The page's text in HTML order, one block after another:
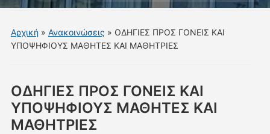
μενού
για
κινητά
Αρχική» Ανακοινώσεις » ΟΔΗΓΙΕΣ ΠΡΟΣ ΓΟΝΕΙΣ ΚΑΙ
ΥΠΟΨΗΦΙΟΥΣ ΜΑΘΗΤΕΣ ΚΑΙ ΜΑΘΗΤΡΙΕΣ
ΟΔΗΓΙΕΣ ΠΡΟΣ ΓΟΝΕΙΣ ΚΑΙ
ΥΠΟΨΗΦΙΟΥΣ ΜΑΘΗΤΕΣ ΚΑΙ
ΜΑΘΗΤΡΙΕΣ